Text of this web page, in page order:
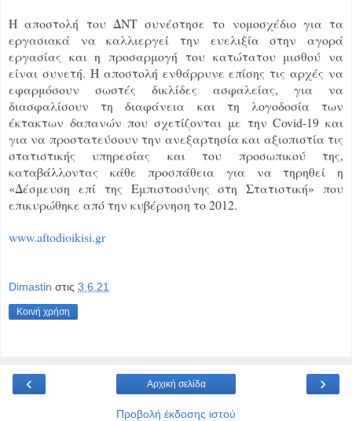
Η αποστολή του ΔΝΤ συνέστησε το νομοσχέδιο για τα
εργασιακά να καλλιεργεί την ευελιξία στην αγορά
εργασίας και η προσαρμογή του κατώτατου μισθού να
είναι συνετή. Η αποστολή ενθάρρυνε επίσης τις αρχές να
εφαρμόσουν σωστές δικλίδες ασφαλείας, για να
διασφαλίσουν τη διαφάνεια και τη λογοδοσία των
έκτακτων δαπανών που σχετίζονται με την Covid-19 και
για να προστατεύσουν την ανεξαρτησία και αξιοπιστία τις
στατιστικής υπηρεσίας και του προσωπικού της,
καταβάλλοντας κάθε προσπάθεια για να τηρηθεί η
«Δέσμευση επί της Εμπιστοσύνης στη Στατιστική» που
επικυρώθηκε από την κυβέρνηση το 2012.
www.aftodioikisi.gr
Dimastin στις 3.6.21
Κοινή χρήση
‹ ›
Αρχική σελίδα
Προβολή έκδοσης ιστού